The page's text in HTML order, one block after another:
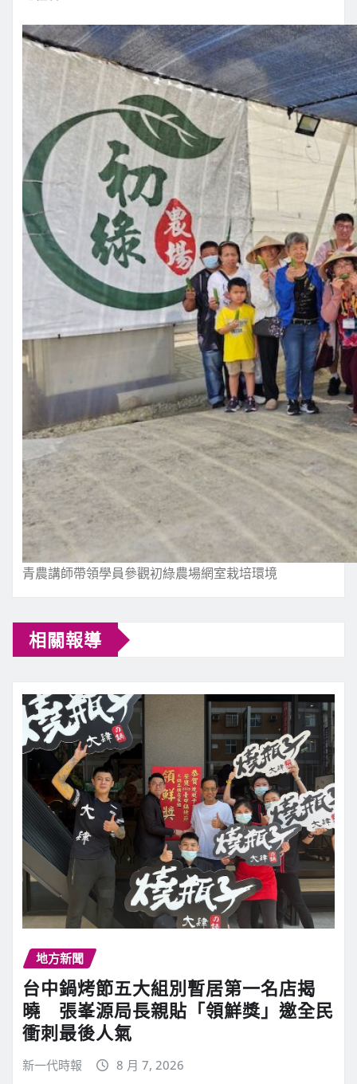
青農講師帶領學員參觀初綠農場網室栽培環境
相關報導
地方新聞
台中鍋烤節五大組別暫居第一名店揭
曉 張峯源局長親貼「領鮮獎」邀全民
衝刺最後人氣
新一代時報 8 月 7, 2026